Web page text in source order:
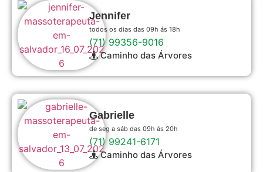
Jennifer
todos os dias das 09h ás 18h
(71) 99356-9016
Caminho das Árvores
Gabrielle
de seg a sáb das 09h ás 20h
(71) 99241-6171
Caminho das Árvores